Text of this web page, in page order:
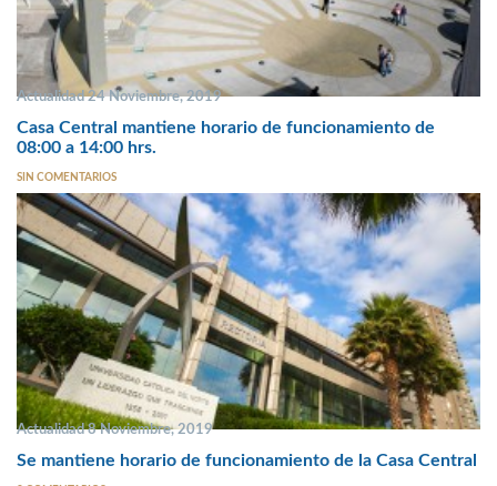
Actualidad 24 Noviembre, 2019
Casa Central mantiene horario de funcionamiento de
08:00 a 14:00 hrs.
SIN COMENTARIOS
Actualidad 8 Noviembre, 2019
Se mantiene horario de funcionamiento de la Casa Central